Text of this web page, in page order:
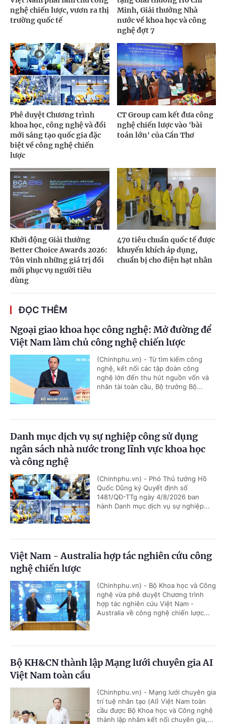
nghệ chiến lược, vươn ra thị
trường quốc tế
Minh, Giải thưởng Nhà
nước về khoa học và công
nghệ đợt 7
Phê duyệt Chương trình
khoa học, công nghệ và đổi
mới sáng tạo quốc gia đặc
biệt về công nghệ chiến
lược
CT Group cam kết đưa công
nghệ chiến lược vào 'bài
toán lớn' của Cần Thơ
Khởi động Giải thưởng
Better Choice Awards 2026:
Tôn vinh những giá trị đổi
mới phục vụ người tiêu
dùng
470 tiêu chuẩn quốc tế được
khuyến khích áp dụng,
chuẩn bị cho điện hạt nhân
ĐỌC THÊM
Ngoại giao khoa học công nghệ: Mở đường để
Việt Nam làm chủ công nghệ chiến lược
(Chinhphu.vn) - Từ tìm kiếm công
nghệ, kết nối các tập đoàn công
nghệ lớn đến thu hút nguồn vốn và
nhân tài toàn cầu, Bộ trưởng Bộ...
Danh mục dịch vụ sự nghiệp công sử dụng
ngân sách nhà nước trong lĩnh vực khoa học
và công nghệ
(Chinhphu.vn) - Phó Thủ tướng Hồ
Quốc Dũng ký Quyết định số
1481/QĐ-TTg ngày 4/8/2026 ban
hành Danh mục dịch vụ sự nghiệp...
Việt Nam - Australia hợp tác nghiên cứu công
nghệ chiến lược
(Chinhphu.vn) - Bộ Khoa học và Công
nghệ vừa phê duyệt Chương trình
hợp tác nghiên cứu Việt Nam -
Australia về công nghệ chiến lược...
Bộ KH&CN thành lập Mạng lưới chuyên gia AI
Việt Nam toàn cầu
(Chinhphu.vn) - Mạng lưới chuyên gia
trí tuệ nhân tạo (AI) Việt Nam toàn
cầu được Bộ Khoa học và Công nghệ
thành lập nhằm kết nối chuyên gia,...